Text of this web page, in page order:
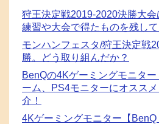
狩王決定戦2019-2020決勝大会
練習や大会で得たものを残して
モンハンフェスタ/狩王決定戦
勝。どう取り組んだか？
BenQの4Kゲーミングモニタ
ーム、PS4モニターにオスス
介！
4Kゲーミングモニター【